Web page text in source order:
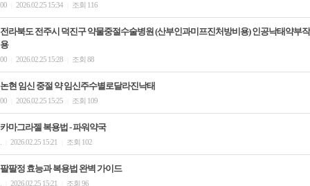
00 2026.02.25 15:34 조회 116
전라북도 전주시 덕진구 약물중절수술병원 (산부인과미프진처방비용) 인공낙태약부작
용
00 2026.02.25 15:28 조회 88
논현 임신 중절 약 임신주수별로달라진낙­태
00 2026.02.25 15:25 조회 109
카마그라젤 복용법 - 파워약국
2026.02.25 15:21 조회 102
팔팔정 효능과 복용법 완벽 가이드
2026.02.25 15:21 조회 96